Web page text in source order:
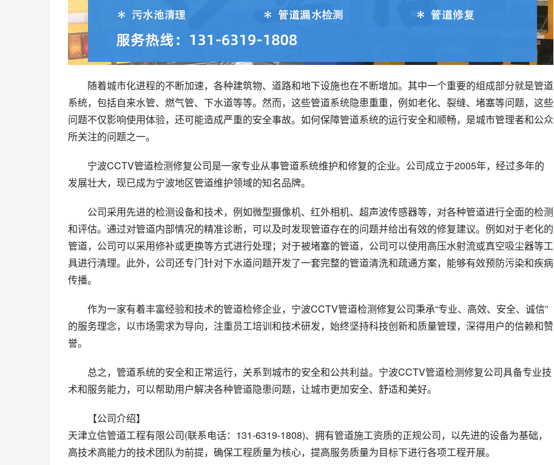
随着城市化进程的不断加速，各种建筑物、道路和地下设施也在不断增加。其中一个重要的组成部分就是管道
系统，包括自来水管、燃气管、下水道等等。然而，这些管道系统隐患重重，例如老化、裂缝、堵塞等问题，这些
问题不仅影响使用体验，还可能造成严重的安全事故。如何保障管道系统的运行安全和顺畅，是城市管理者和公众
所关注的问题之一。
宁波CCTV管道检测修复公司是一家专业从事管道系统维护和修复的企业。公司成立于2005年，经过多年的
发展壮大，现已成为宁波地区管道维护领域的知名品牌。
公司采用先进的检测设备和技术，例如微型摄像机、红外相机、超声波传感器等，对各种管道进行全面的检测
和评估。通过对管道内部情况的精准诊断，可以及时发现管道存在的问题并给出有效的修复建议。例如对于老化的
管道，公司可以采用修补或更换等方式进行处理；对于被堵塞的管道，公司可以使用高压水射流或真空吸尘器等工
具进行清理。此外，公司还专门针对下水道问题开发了一套完整的管道清洗和疏通方案，能够有效预防污染和疾病
传播。
作为一家有着丰富经验和技术的管道检修企业，宁波CCTV管道检测修复公司秉承“专业、高效、安全、诚信”
的服务理念，以市场需求为导向，注重员工培训和技术研发，始终坚持科技创新和质量管理，深得用户的信赖和赞
誉。
总之，管道系统的安全和正常运行，关系到城市的安全和公共利益。宁波CCTV管道检测修复公司具备专业技
术和服务能力，可以帮助用户解决各种管道隐患问题，让城市更加安全、舒适和美好。
【公司介绍】
天津立信管道工程有限公司(联系电话：131-6319-1808)、拥有管道施工资质的正规公司，以先进的设备为基础，
高技术高能力的技术团队为前提，确保工程质量为核心，提高服务质量为目标下进行各项工程开展。